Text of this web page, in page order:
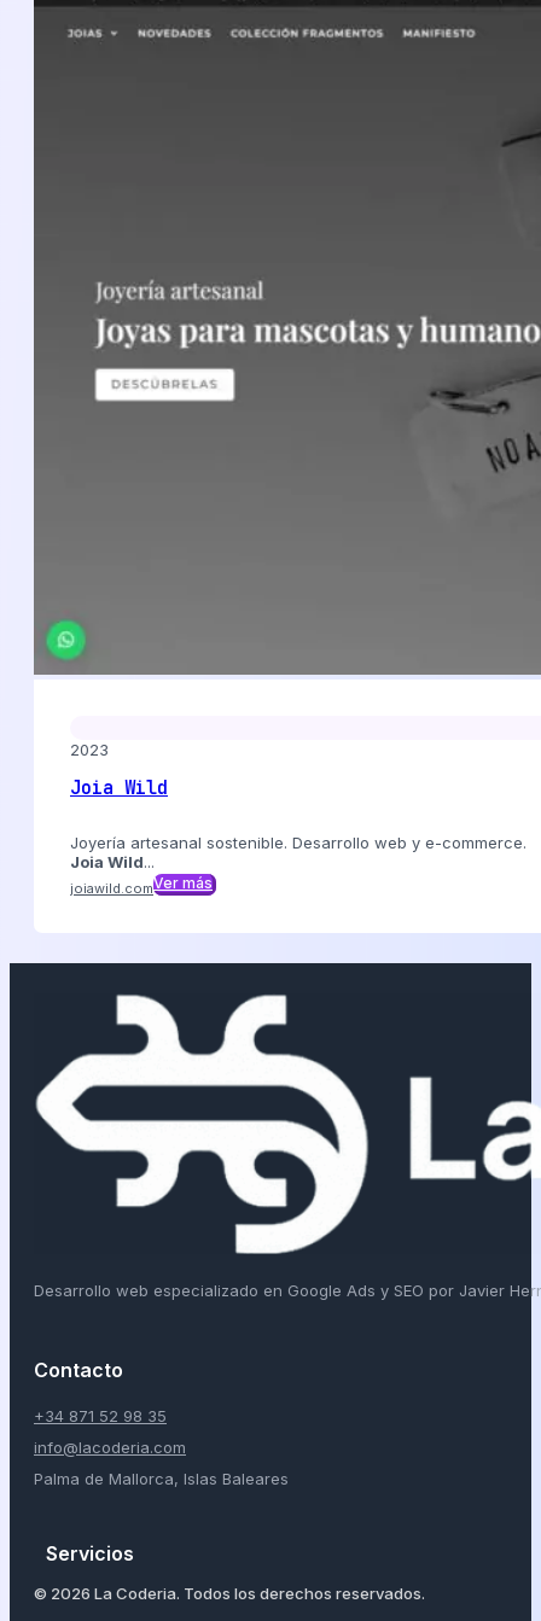
2023
Joia Wild
Joyería artesanal sostenible. Desarrollo web y e-commerce.
Joia Wild...
joiawild.comVer más
Desarrollo web especializado en Google Ads y SEO por Javier
Contacto
+34 871 52 98 35
info@lacoderia.com
Palma de Mallorca, Islas Baleares
Servicios
© 2026 La Coderia. Todos los derechos reservados.